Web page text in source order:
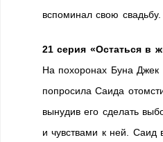
вспоминал свою свадьбу.
21 серия «Остаться в
На похоронах Буна
попросила Саида
вынудив его сделать
и чувствами к ней. Саид